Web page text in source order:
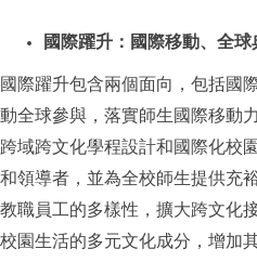
國際躍升：國際移動、全
國際躍升包含兩個面向，包括國
動全球參與，落實師生國際移動
跨域跨文化學程設計和國際化校
和領導者，並為全校師生提供充
教職員工的多樣性，擴大跨文化
校園生活的多元文化成分，增加